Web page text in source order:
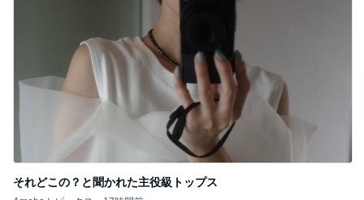
それどこの？と聞かれた主役級トップス
Amebaトピックス 17時間前
記事を読む